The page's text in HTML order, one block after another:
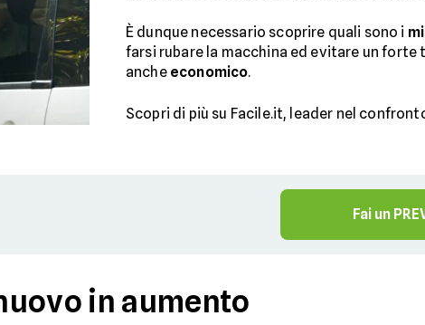
È dunque necessario scoprire quali sono i
farsi rubare la macchina ed evitare un forte
anche economico.
Scopri di più su Facile.it, leader nel
Fai un
in aumento